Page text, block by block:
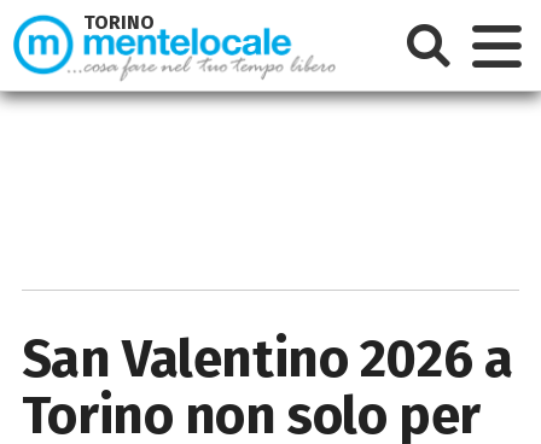
San Valentino 2026 a
Torino non solo per
TORINO